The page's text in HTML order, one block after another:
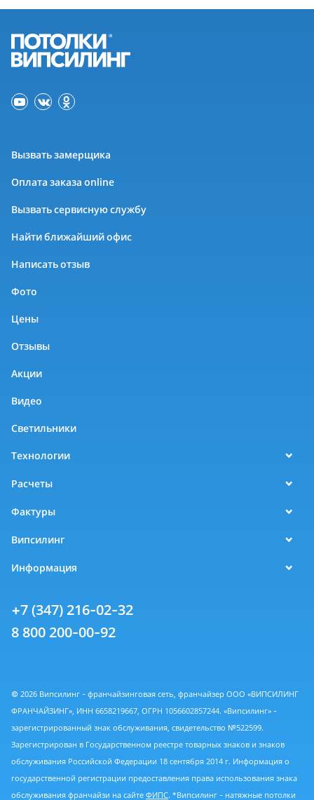
Вызвать замерщика
Оплата заказа online
Вызвать сервисную службу
Найти ближайший офис
Написать отзыв
Фото
Цены
Отзывы
Акции
Видео
Светильники
Технологии
Расчеты
Фактуры
Випсилинг
Информация
+7 (347) 216-02-32
8 800 200-00-92
© 2026 Випсилинг - франчайзинговая сеть, франчайзер ООО «ВИПСИЛИНГ
ФРАНЧАЙЗИНГ», ИНН 6658219667, ОГРН 1056602857244. «Випсилинг» -
зарегистрированный знак обслуживания, свидетельство №522599.
Зарегистрирован в Государственном реестре товарных знаков и знаков
обслуживания Российской Федерации 18 сентября 2014 г. Информация о
государственной регистрации предоставления права использования знака
обслуживания франчайзи на сайте ФИПС. *Випсилинг - натяжные потолки